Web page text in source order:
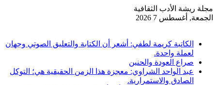
مجلة ريشة الأدب الثقافية
الجمعة, أغسطس 7 2026
الكاتبة كريمة لطفي: أشعر أن الكتابة والتعليق الصوتي وجهان
لعملة واحدة.
صراع العودة والحنين
عبد الواحد الشراوي: معجزة هذا الزمن الحقيقية هي؛ التوكل
الصادق والاستمرارية.